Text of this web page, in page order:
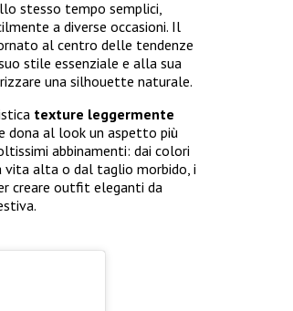
stesso tempo semplici,
a diverse occasioni. Il
al centro delle tendenze
stile essenziale e alla sua
una silhouette naturale.
texture leggermente
dona al look un aspetto più
abbinamenti: dai colori
vita alta o dal taglio morbido, i
creare outfit eleganti da